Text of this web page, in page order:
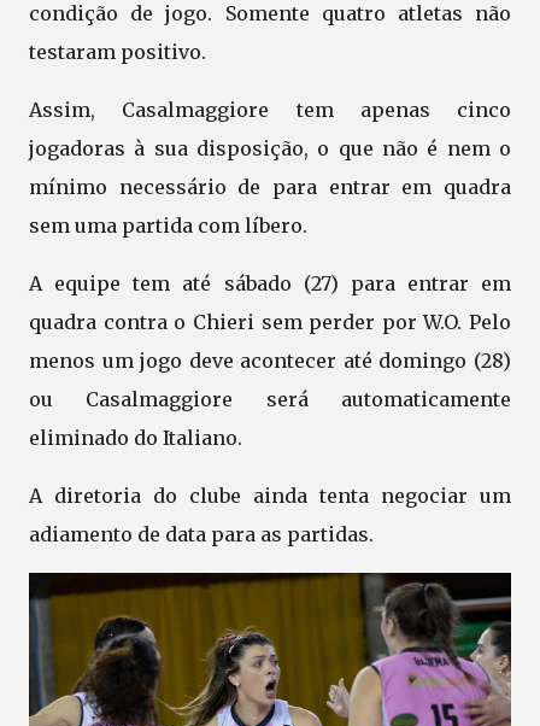
condição de jogo. Somente quatro atletas não
testaram positivo.
Assim, Casalmaggiore tem apenas cinco
jogadoras à sua disposição, o que não é nem o
mínimo necessário de para entrar em quadra
sem uma partida com líbero.
A equipe tem até sábado (27) para entrar em
quadra contra o Chieri sem perder por W.O. Pelo
menos um jogo deve acontecer até domingo (28)
ou Casalmaggiore será automaticamente
eliminado do Italiano.
A diretoria do clube ainda tenta negociar um
adiamento de data para as partidas.